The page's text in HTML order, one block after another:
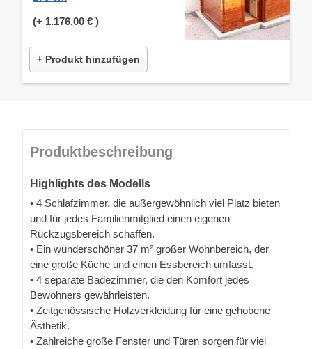
(+ 1.176,00 € )
+ Produkt hinzufügen
Produktbeschreibung
Highlights des Modells
• 4 Schlafzimmer, die außergewöhnlich viel Platz bieten
und für jedes Familienmitglied einen eigenen
Rückzugsbereich schaffen.
• Ein wunderschöner 37 m² großer Wohnbereich, der
eine große Küche und einen Essbereich umfasst.
• 4 separate Badezimmer, die den Komfort jedes
Bewohners gewährleisten.
• Zeitgenössische Holzverkleidung für eine gehobene
Ästhetik.
• Zahlreiche große Fenster und Türen sorgen für viel